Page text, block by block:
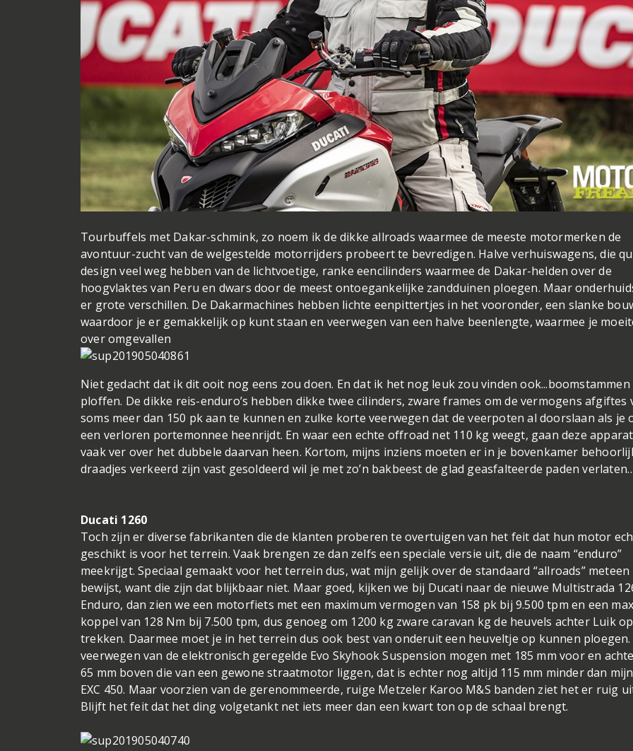
Tourbuffels met Dakar-schmink, zo noem ik de dikke allroads waarmee de meeste motormerken de
avontuur-zucht van de welgestelde motorrijders probeert te bevredigen. Halve verhuiswagens, die
design veel weg hebben van de lichtvoetige, ranke eencilinders waarmee de Dakar-helden over de
hoogvlaktes van Peru en dwars door de meest ontoegankelijke zandduinen ploegen. Maar
er grote verschillen. De Dakarmachines hebben lichte eenpittertjes in het vooronder, een slanke
waardoor je er gemakkelijk op kunt staan en veerwegen van een halve beenlengte, waarmee je
over omgevallen
Niet gedacht dat ik dit ooit nog eens zou doen. En dat ik het nog leuk zou vinden ook...
ploffen. De dikke reis-enduro’s hebben dikke twee cilinders, zware frames om de vermogens afgiftes
soms meer dan 150 pk aan te kunnen en zulke korte veerwegen dat de veerpoten al doorslaan als je
een verloren portemonnee heenrijdt. En waar een echte offroad net 110 kg weegt, gaan deze
vaak ver over het dubbele daarvan heen. Kortom, mijns inziens moeten er in je bovenkamer
draadjes verkeerd zijn vast gesoldeerd wil je met zo’n bakbeest de glad geasfalteerde paden
Ducati 1260
Toch zijn er diverse fabrikanten die de klanten proberen te overtuigen van het feit dat hun motor
geschikt is voor het terrein. Vaak brengen ze dan zelfs een speciale versie uit, die de naam “enduro”
meekrijgt. Speciaal gemaakt voor het terrein dus, wat mijn gelijk over de standaard “allroads” meteen
bewijst, want die zijn dat blijkbaar niet. Maar goed, kijken we bij Ducati naar de nieuwe Multistrada
Enduro, dan zien we een motorfiets met een maximum vermogen van 158 pk bij 9.500 tpm en een
koppel van 128 Nm bij 7.500 tpm, dus genoeg om 1200 kg zware caravan kg de heuvels achter Luik
trekken. Daarmee moet je in het terrein dus ook best van onderuit een heuveltje op kunnen ploegen.
veerwegen van de elektronisch geregelde Evo Skyhook Suspension mogen met 185 mm voor en
65 mm boven die van een gewone straatmotor liggen, dat is echter nog altijd 115 mm minder dan
EXC 450. Maar voorzien van de gerenommeerde, ruige Metzeler Karoo M&S banden ziet het er ruig
Blijft het feit dat het ding volgetankt net iets meer dan een kwart ton op de schaal brengt.